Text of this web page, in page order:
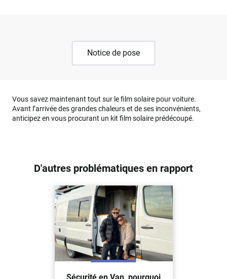
Notice de pose
Vous savez maintenant tout sur le film solaire pour voiture.
Avant l’arrivée des grandes chaleurs et de ses inconvénients,
anticipez en vous procurant un kit film solaire prédécoupé.
D'autres problématiques en rapport